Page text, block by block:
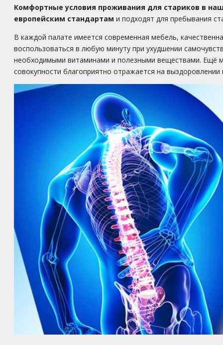
Комфортные условия проживания для стариков в
европейским стандартам и подходят для пребывания
В каждой палате имеется современная мебель,
воспользоваться в любую минуту при ухудшении
необходимыми витаминами и полезными веществами. Ещё
совокупности благоприятно отражается на выздоровлении